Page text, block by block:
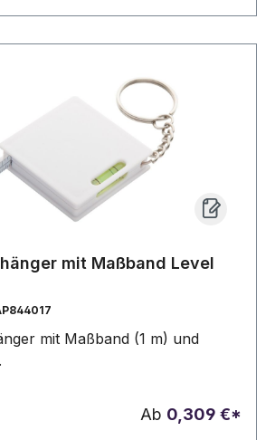
mit Maßband Level
mit Maßband (1 m) und
Ab 0,309 €*